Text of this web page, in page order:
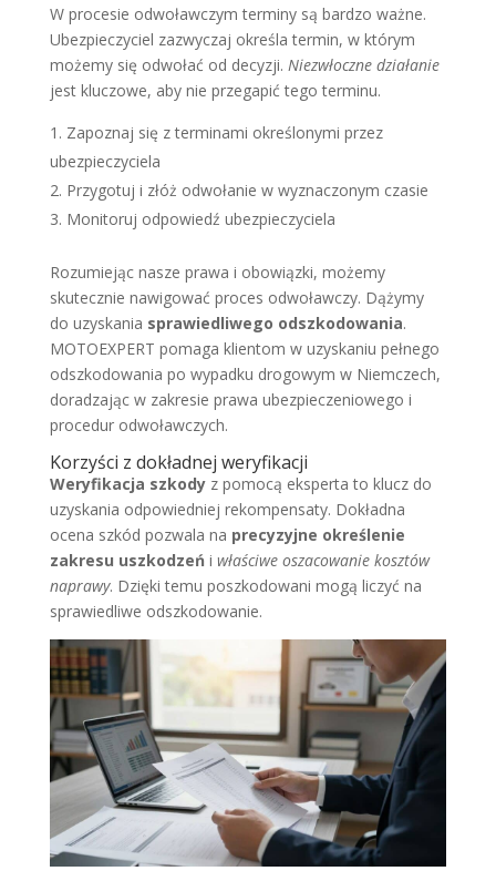
W procesie odwoławczym terminy są bardzo ważne.
Ubezpieczyciel zazwyczaj określa termin, w którym
możemy się odwołać od decyzji. Niezwłoczne działanie
jest kluczowe, aby nie przegapić tego terminu.
Zapoznaj się z terminami określonymi przez
ubezpieczyciela
Przygotuj i złóż odwołanie w wyznaczonym czasie
Monitoruj odpowiedź ubezpieczyciela
Rozumiejąc nasze prawa i obowiązki, możemy
skutecznie nawigować proces odwoławczy. Dążymy
do uzyskania sprawiedliwego odszkodowania.
MOTOEXPERT pomaga klientom w uzyskaniu pełnego
odszkodowania po wypadku drogowym w Niemczech,
doradzając w zakresie prawa ubezpieczeniowego i
procedur odwoławczych.
Korzyści z dokładnej weryfikacji
Weryfikacja szkodyz pomocą eksperta to klucz do
uzyskania odpowiedniej rekompensaty. Dokładna
ocena szkód pozwala na precyzyjne określenie
zakresu uszkodzeńi właściwe oszacowanie kosztów
naprawy. Dzięki temu poszkodowani mogą liczyć na
sprawiedliwe odszkodowanie.